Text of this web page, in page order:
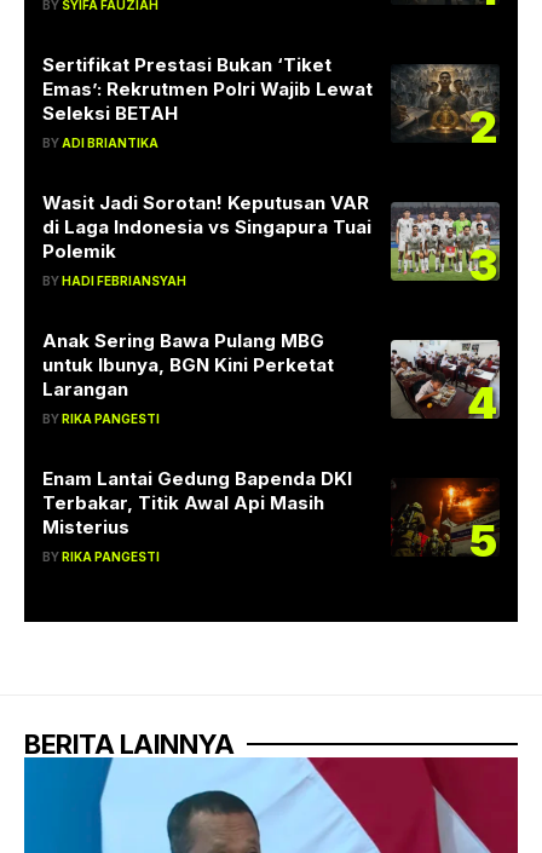
BY SYIFA FAUZIAH
Sertifikat Prestasi Bukan ‘Tiket
Emas’: Rekrutmen Polri Wajib Lewat
Seleksi BETAH
BYADI BRIANTIKA 2
Wasit Jadi Sorotan! Keputusan VAR
di Laga Indonesia vs Singapura Tuai
Polemik
BY HADI FEBRIANSYAH 3
Anak Sering Bawa Pulang MBG
untuk Ibunya, BGN Kini Perketat
Larangan
BY RIKA PANGESTI 4
Enam Lantai Gedung Bapenda DKI
Terbakar, Titik Awal Api Masih
Misterius
BY RIKA PANGESTI 5
BERITA LAINNYA